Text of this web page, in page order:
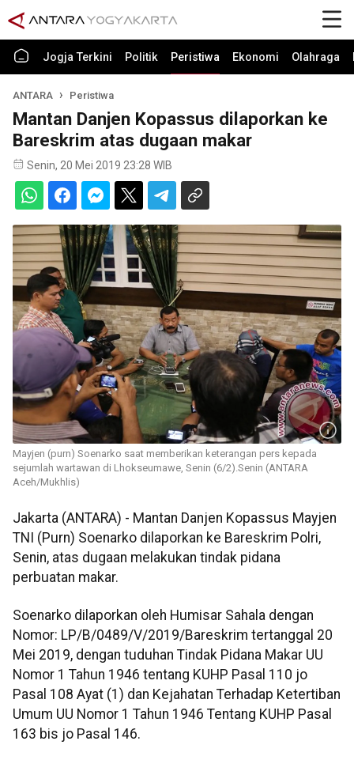
Jogja Terkini Politik Peristiwa Ekonomi Olahraga
ANTARA Peristiwa
Mantan Danjen Kopassus dilaporkan ke
Bareskrim atas dugaan makar
Senin, 20 Mei 2019 23:28 WIB
Mayjen (purn) Soenarko saat memberikan keterangan pers kepada
sejumlah wartawan di Lhokseumawe, Senin (6/2).Senin (ANTARA
Aceh/Mukhlis)
Jakarta (ANTARA) - Mantan Danjen Kopassus Mayjen
TNI (Purn) Soenarko dilaporkan ke Bareskrim Polri,
Senin, atas dugaan melakukan tindak pidana
perbuatan makar.
Soenarko dilaporkan oleh Humisar Sahala dengan
Nomor: LP/B/0489/V/2019/Bareskrim tertanggal 20
Mei 2019, dengan tuduhan Tindak Pidana Makar UU
Nomor 1 Tahun 1946 tentang KUHP Pasal 110 jo
Pasal 108 Ayat (1) dan Kejahatan Terhadap Ketertiban
Umum UU Nomor 1 Tahun 1946 Tentang KUHP Pasal
163 bis jo Pasal 146.